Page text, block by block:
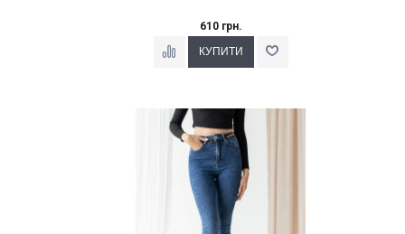
610 грн.
Наклейки Варіант з %